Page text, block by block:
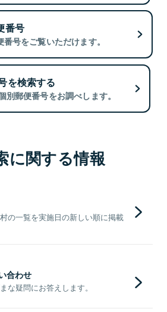
番号
号をご覧いただけます。
を検索する
別郵便番号をお調べします。
に関する情報
の一覧を実施日の新しい順に掲載
合わせ
な疑問にお答えします。